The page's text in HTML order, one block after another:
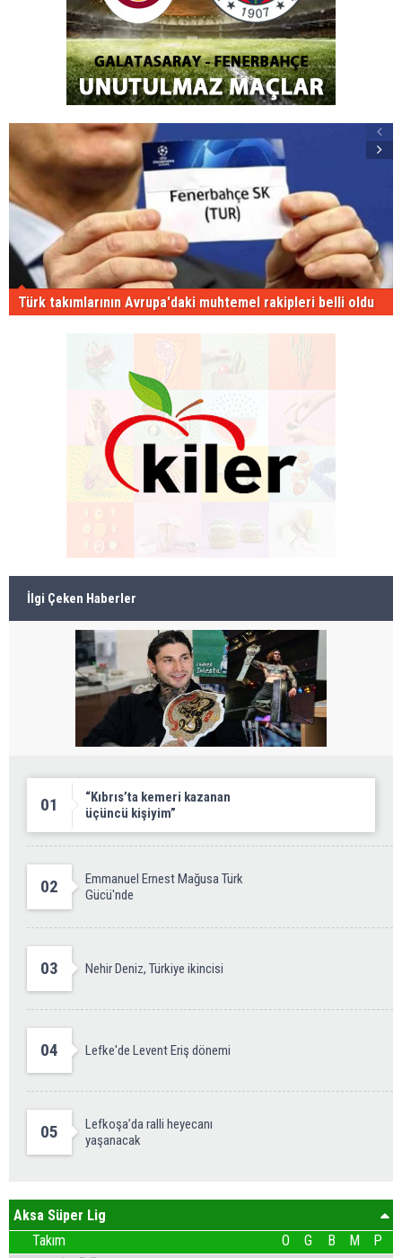
Türk takımlarının Avrupa'daki muhtemel rakipleri belli oldu
İlgi Çeken Haberler
01
“Kıbrıs’ta kemeri kazanan
üçüncü kişiyim”
02
Emmanuel Ernest Mağusa Türk
Gücü'nde
03 Nehir Deniz, Türkiye ikincisi
04 Lefke'de Levent Eriş dönemi
05
Lefkoşa’da ralli heyecanı
yaşanacak
Aksa Süper Lig
Takım
O G B M P